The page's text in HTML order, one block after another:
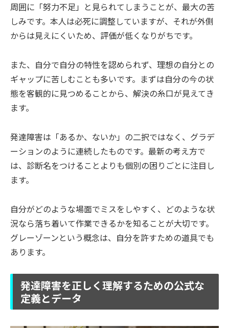
周囲に「努力不足」と見られてしまうことが、最大の苦
しみです。本人は必死に調整していますが、それが外側
からは見えにくいため、評価が低くなりがちです。
また、自分で自分の特性を認められず、理想の自分との
ギャップに苦しむことも多いです。まずは自分の今の状
態を客観的に見つめることから、解決の糸口が見えてき
ます。
発達障害は「あるか、ないか」の二択ではなく、グラデ
ーションのように連続したものです。最新の考え方で
は、診断名をつけることよりも個別の困りごとに注目し
ます。
自分がどのような場面でミスをしやすく、どのような状
況なら落ち着いて作業できるかを知ることが大切です。
グレーゾーンという概念は、自分を許すための道具でも
あります。
発達障害を正しく理解するための公式な
定義とデータ